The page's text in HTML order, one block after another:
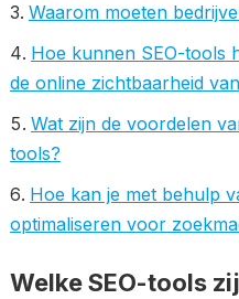
Waarom moeten
Hoe kunnen SEO-tools
de online zichtbaarheid
Wat zijn de voordelen
tools?
Hoe kan je met behulp
optimaliseren voor
Welke SEO-tools